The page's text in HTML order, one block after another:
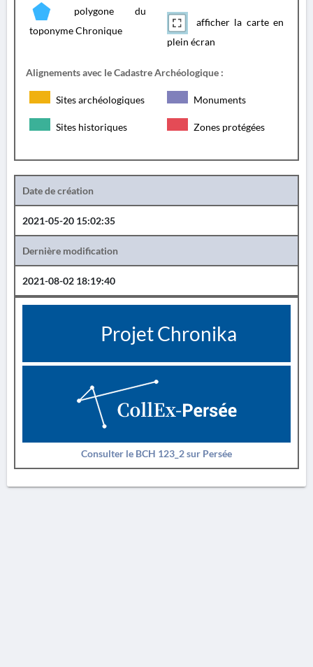
polygone du
toponyme Chronique
afficher la carte en
plein écran
Alignements avec le Cadastre Archéologique :
Sites archéologiques Monuments
Sites historiques Zones protégées
Date de création
2021-05-20 15:02:35
Dernière modification
2021-08-02 18:19:40
Projet Chronika
Consulter le BCH 123_2 sur Persée